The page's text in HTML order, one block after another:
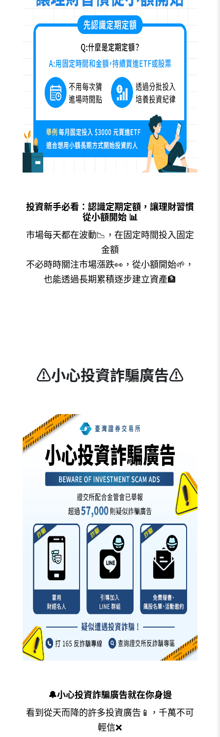
投資新手必看：認識定期定額，讓理財習慣
從小額開始 📊
市場每天都在波動📉，在固定時間投入固定
金額
不必時時關注市場漲跌👀，從小額開始🌱，
也能透過長期累積逐步建立資產🏦
⚠️小心投資詐騙廣告⚠️
🔔小心投資詐騙廣告就在你身邊
看到從天而降的許多投資廣告📱，千萬不可
輕信❌